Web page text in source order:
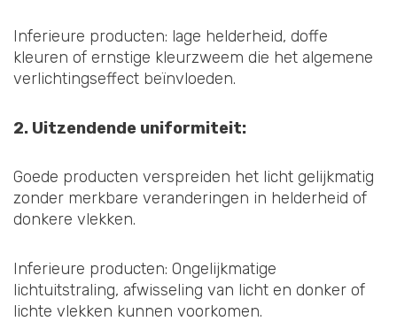
Inferieure producten: lage helderheid, doffe
kleuren of ernstige kleurzweem die het algemene
verlichtingseffect beïnvloeden.
2. Uitzendende uniformiteit:
Goede producten verspreiden het licht gelijkmatig
zonder merkbare veranderingen in helderheid of
donkere vlekken.
Inferieure producten: Ongelijkmatige
lichtuitstraling, afwisseling van licht en donker of
lichte vlekken kunnen voorkomen.